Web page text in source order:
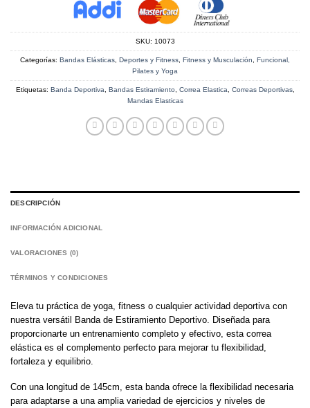
SKU: 10073
Categorías: Bandas Elásticas Deportes y Fitness Fitness y Musculación
Funcional,
Pilates y Yoga
Etiquetas: Banda Deportiva Bandas Estiramiento Correa Elastica Correas Deportivas,
Mandas Elasticas
DESCRIPCIÓN
INFORMACIÓN ADICIONAL
VALORACIONES (0)
TÉRMINOS Y CONDICIONES
Eleva tu práctica de yoga, fitness o cualquier actividad deportiva con
nuestra versátil Banda de Estiramiento Deportivo. Diseñada para
proporcionarte un entrenamiento completo y efectivo, esta correa
elástica es el complemento perfecto para mejorar tu flexibilidad,
fortaleza y equilibrio.
Con una longitud de 145cm, esta banda ofrece la flexibilidad necesaria
para adaptarse a una amplia variedad de ejercicios y niveles de